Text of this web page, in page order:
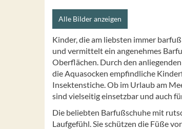
Alle Bilder anzeigen
Kinder, die am liebsten immer
und vermittelt ein angenehmes
Oberflächen. Durch den
die Aquasocken empfindliche
Insektenstiche. Ob im Urlaub am
sind vielseitig einsetzbar und auch
Die beliebten Barfußschuhe mit
Laufgefühl. Sie schützen die Füße